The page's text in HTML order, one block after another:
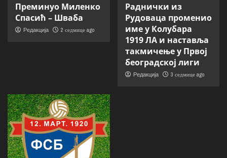
Преминуо Миленко
Спасић – Шваба
Редакција 2 седмице ago
Раднички из
Рудоваца променио
име у Колубара
1919 ЛА и наставља
такмичење у Првој
београдској лиги
Редакција 3 седмице ago